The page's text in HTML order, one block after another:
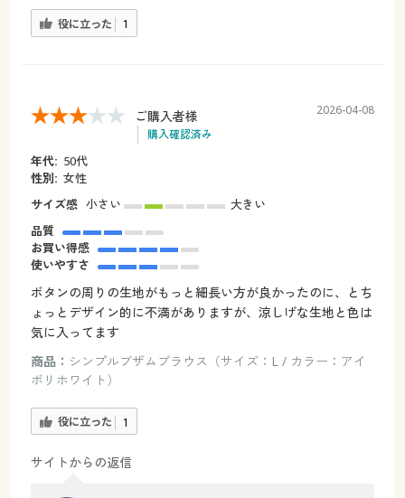
役に立った 1
ご購入者様
購入確認済み
2026-04-08
年代: 50代
性別: 女性
サイズ感 小さい
大きい
品質
お買い得感
使いやすさ
ボタンの周りの生地がもっと細長い方が良かったのに、とち
ょっとデザイン的に不満がありますが、涼しげな生地と色は
気に入ってます
商品： シンプルブザムブラウス（サイズ：L / カラー：アイ
ボリホワイト）
役に立った 1
サイトからの返信